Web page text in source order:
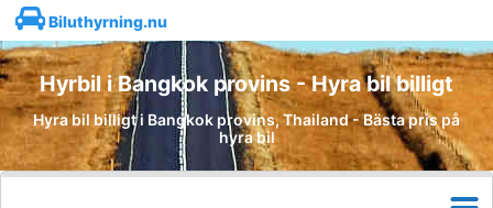
Biluthyrning.nu
Hyrbil i Bangkok provins - Hyra bil billigt
Hyra bil billigt i Bangkok provins, Thailand - Bästa pris på
hyra bil